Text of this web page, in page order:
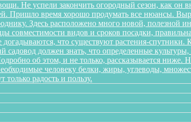
Не успели закончить огородный сезон, как он
Пришло время хорошо продумать все нюансы.
Здесь расположено много новой, полезной
совместимости видов и сроков посадки,
что существуют растения-
должен знать, что определенные
об этом, и не только, рассказывается
человеку белки, жиры, углеводы,
только радость и пользу.